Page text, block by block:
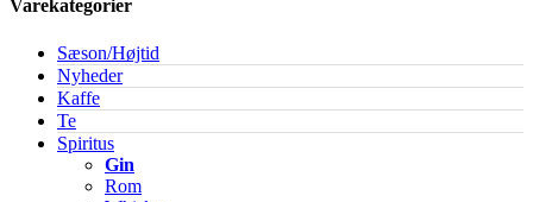
Varekategorier
Sæson/Højtid
Nyheder
Kaffe
Te
Spiritus
Gin
Rom